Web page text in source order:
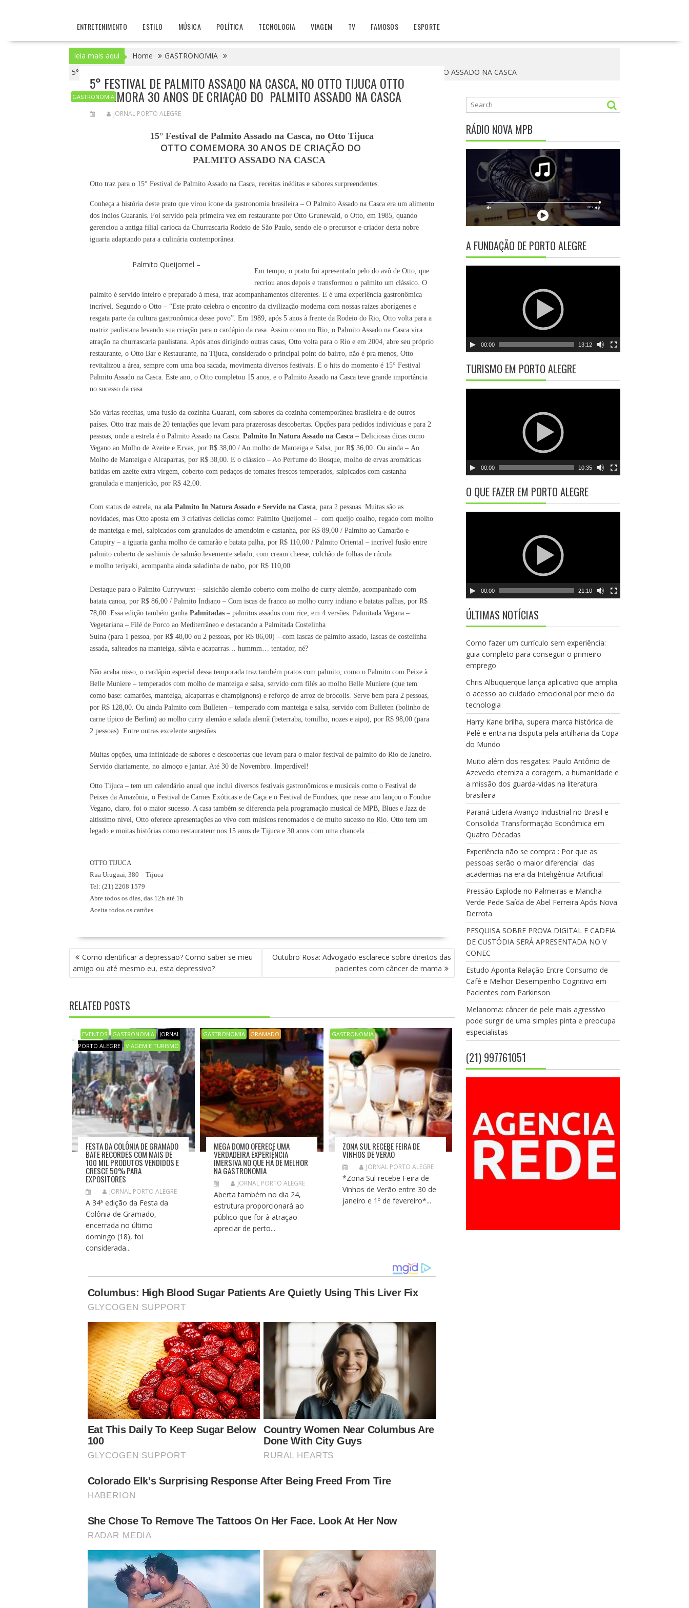
ENTRETENIMENTO ESTILO MÚSICA POLÍTICA TECNOLOGIA VIAGEM TV FAMOSOS ESPORTE
leia mais aqui Home
GASTRONOMIA
5° Festival de Palmito Assado na Casca, no Otto Tijuca OTTO COMEMORA 30 ANOS DE CRIAÇÃO DO PALMITO ASSADO NA CASCA
GASTRONOMIA
5° FESTIVAL DE PALMITO ASSADO NA CASCA, NO OTTO TIJUCA OTTO
COMEMORA 30 ANOS DE CRIAÇÃO DO PALMITO ASSADO NA CASCA
JORNAL PORTO ALEGRE
15° Festival de Palmito Assado na Casca, no Otto Tijuca
OTTO COMEMORA 30 ANOS DE CRIAÇÃO DO
PALMITO ASSADO NA CASCA
Otto traz para o 15° Festival de Palmito Assado na Casca, receitas inéditas e sabores surpreendentes.
Conheça a história deste prato que virou ícone da gastronomia brasileira – O Palmito Assado na Casca era um alimento
dos índios Guaranis. Foi servido pela primeira vez em restaurante por Otto Grunewald, o Otto, em 1985, quando
gerenciou a antiga filial carioca da Churrascaria Rodeio de São Paulo, sendo ele o precursor e criador desta nobre
iguaria adaptando para a culinária contemporânea.
Palmito Queijomel –
Em tempo, o pratofoi apresentado pelo doavô de Otto, que
recriou anos depois e transformou o palmito um clássico. O
palmito é servido inteiro e preparado à mesa, traz acompanhamentos diferentes. E é uma experiência gastronômica
incrível. Segundo o Otto – “Este prato celebra o encontro da civilização moderna com nossas raízes aborígenes e
resgata parte da cultura gastronômica desse povo”. Em 1989, após 5 anos à frente da Rodeio do Rio, Otto volta para a
matriz paulistana levando sua criação para o cardápio da casa. Assim como no Rio, o Palmito Assado na Casca vira
atração na churrascaria paulistana. Após anos dirigindo outras casas, Otto volta para o Rio e em 2004, abre seu próprio
restaurante, o Otto Bar e Restaurante, na Tijuca, considerado o principal point do bairro, não é pra menos, Otto
revitalizou a área, sempre com uma boa sacada, movimenta diversos festivais. E o hits do momento é 15° Festival
Palmito Assado na Casca. Este ano, o Otto completou 15 anos, e o Palmito Assado na Casca teve grande importância
no sucesso da casa.
São várias receitas, uma fusão da cozinha Guarani, com sabores da cozinha contemporânea brasileira e de outros
países. Otto traz mais de 20 tentações que levam para prazerosas descobertas. Opções para pedidos individuas e para 2
pessoas, onde a estrela é o Palmito Assado na Casca. Palmito In Natura Assado na Casca– Deliciosas dicas como
Vegano ao Molho de Azeite e Ervas, por R$ 38,00 / Ao molho de Manteiga e Salsa, por R$ 36,00. Ou ainda– Ao
Molho de Manteiga e Alcaparras, por R$ 38,00. E o clássico – Ao Perfume do Bosque, molho de ervas aromáticas
batidas em azeite extra virgem, coberto com pedaços de tomates frescos temperados, salpicados com castanha
granulada e manjericão, por R$ 42,00.
Com status de estrela, naala Palmito In Natura Assado e Servido na Casca, para 2 pessoas. Muitas são as
novidades, mas Otto aposta em 3 criativas delícias como: Palmito Queijomel – com queijo coalho, regado com molho
de manteiga e mel, salpicados com granulados de amendoim e castanha, por R$ 89,00 / Palmito ao Camarão e
Catupiry – a iguaria ganha molho de camarão e batata palha, por R$ 110,00 / Palmito Oriental – incrível fusão entre
palmito coberto de sashimis de salmão levemente selado, com cream cheese, colchão de folhas de rúcula
e molho teriyaki, acompanha ainda saladinha de nabo, por R$ 110,00
Destaque para o Palmito Currywurst – salsichão alemão coberto com molho de curry alemão, acompanhado com
batata canoa, por R$ 86,00 / Palmito Indiano – Com iscas de franco ao molho curry indiano e batatas palhas, por R$
78,00. Essa edição também ganhaPalmitadas– palmitos assados com rice, em 4 versões: Palmitada Vegana –
Vegetariana – Filé de Porco ao Mediterrâneo e destacando a Palmitada Costelinha
Suína(para 1 pessoa, por R$ 48,00 ou 2 pessoas, por R$ 86,00) – com lascas de palmito assado, lascas de costelinha
assada, salteados na manteiga, sálvia e acaparras… hummm… tentador, né?
Não acaba nisso, o cardápio especial dessa temporada traz também pratos com palmito, como o Palmito com Peixe à
Belle Muniere – temperados com molho de manteiga e salsa, servido com filés ao molho Belle Muniere (que tem
como base: camarões, manteiga, alcaparras e champignons) e reforço de arroz de brócolis. Serve bem para 2 pessoas,
por R$ 128,00. Ou ainda Palmito com Bulleten – temperado com manteiga e salsa, servido com Bulleten (bolinho de
carne típico de Berlim) ao molho curry alemão e salada alemã (beterraba, tomilho, nozes e aipo), por R$ 98,00 (para
2 pessoas). Entre outras excelente sugestões…
Muitas opções, uma infinidade de sabores e descobertas que levam para o maior festival de palmito do Rio de Janeiro.
Servido diariamente, no almoço e jantar. Até 30 de Novembro. Imperdível!
Otto Tijuca – tem um calendário anual que inclui diversos festivais gastronômicos e musicais como o Festival de
Peixes da Amazônia, o Festival de Carnes Exóticas e de Caça e o Festival de Fondues, que nesse ano lançou o Fondue
Vegano, claro, foi o maior sucesso. A casa também se diferencia pela programação musical de MPB, Blues e Jazz de
altíssimo nível, Otto oferece apresentações ao vivo com músicos renomados e de muito sucesso no Rio. Otto tem um
legado e muitas histórias como restaurateurnos 15 anos de Tijuca e 30 anos comuma chancela…
OTTO TIJUCA
Rua Uruguai, 380 – Tijuca
Tel: (21) 2268 1579
Abre todos os dias, das 12h até 1h
Aceita todos os cartões
N
A
V
G
A
Ç
O
D
E
P
O
S
T
Como identificar a depressão? Como saber se meu
amigo ou até mesmo eu, esta depressivo?
Outubro Rosa: Advogado esclarece sobre direitos das
pacientes com câncer de mama
RELATED POSTS
EVENTOS GASTRONOMIA
JORNAL
PORTO ALEGRE
VIAGEM E TURISMO
FESTA DA COLÔNIA DE GRAMADO
BATE RECORDES COM MAIS DE
100 MIL PRODUTOS VENDIDOS E
CRESCE 50% PARA
EXPOSITORES
JORNAL PORTO ALEGRE
A 34ª edição da Festa da
Colônia de Gramado,
encerrada no último
domingo (18), foi
considerada...
GASTRONOMIA GRAMADO
MEGA DOMO OFERECE UMA
VERDADEIRA EXPERIÊNCIA
IMERSIVA NO QUE HÁ DE MELHOR
NA GASTRONOMIA
JORNAL PORTO ALEGRE
Aberta também no dia 24,
estrutura proporcionará ao
público que for à atração
apreciar de perto...
GASTRONOMIA
ZONA SUL RECEBE FEIRA DE
VINHOS DE VERÃO
JORNAL PORTO ALEGRE
*Zona Sul recebe Feira de
Vinhos de Verão entre 30 de
janeiro e 1º de fevereiro*...
RÁDIO NOVA MPB
A FUNDAÇÃO DE PORTO ALEGRE
r
d
v
í
00:00 13:12
TURISMO EM PORTO ALEGRE
r
d
v
í
00:00 10:35
O QUE FAZER EM PORTO ALEGRE
r
d
e
v
í
d
e
o
00:00 21:10
ÚLTIMAS NOTÍCIAS
Como fazer um currículo sem experiência:
guia completo para conseguir o primeiro
emprego
Chris Albuquerque lança aplicativo que amplia
o acesso ao cuidado emocional por meio da
tecnologia
Harry Kane brilha, supera marca histórica de
Pelé e entra na disputa pela artilharia da Copa
do Mundo
Muito além dos resgates: Paulo Antônio de
Azevedo eterniza a coragem, a humanidade e
a missão dos guarda-vidas na literatura
brasileira
Paraná Lidera Avanço Industrial no Brasil e
Consolida Transformação Econômica em
Quatro Décadas
Experiência não se compra : Por que as
pessoas serão o maior diferencial das
academias na era da Inteligência Artificial
Pressão Explode no Palmeiras e Mancha
Verde Pede Saída de Abel Ferreira Após Nova
Derrota
PESQUISA SOBRE PROVA DIGITAL E CADEIA
DE CUSTÓDIA SERÁ APRESENTADA NO V
CONEC
Estudo Aponta Relação Entre Consumo de
Café e Melhor Desempenho Cognitivo em
Pacientes com Parkinson
Melanoma: câncer de pele mais agressivo
pode surgir de uma simples pinta e preocupa
especialistas
(21) 997761051